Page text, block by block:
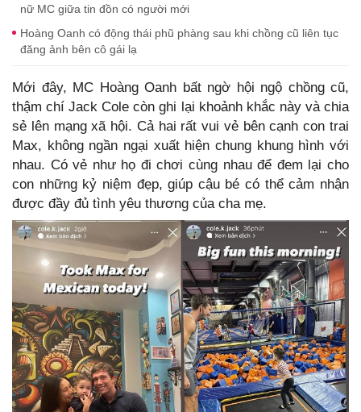
nữ MC giữa tin đồn có người mới
Hoàng Oanh có động thái phũ phàng sau khi chồng cũ liên tục
đăng ảnh bên cô gái lạ
Mới đây, MC Hoàng Oanh bất ngờ hội ngộ chồng cũ,
thậm chí Jack Cole còn ghi lại khoảnh khắc này và chia
sẻ lên mạng xã hội. Cả hai rất vui vẻ bên cạnh con trai
Max, không ngần ngại xuất hiện chung khung hình với
nhau. Có vẻ như họ đi chơi cùng nhau để đem lại cho
con những kỷ niệm đẹp, giúp cậu bé có thể cảm nhận
được đầy đủ tình yêu thương của cha mẹ.